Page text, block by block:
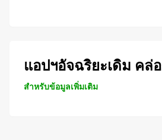
แอปฯอัจฉริยะเดิม คล่
สำหรับข้อมูลเพิ่มเติม